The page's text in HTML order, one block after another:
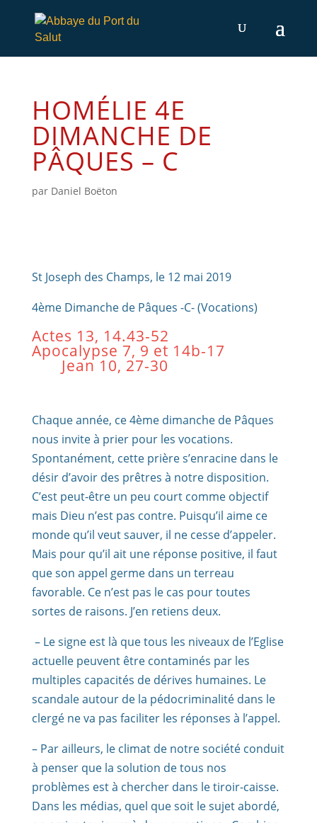
HOMÉLIE 4E
DIMANCHE DE
PÂQUES – C
par Daniel Boëton
St Joseph des Champs, le 12 mai 2019
4ème Dimanche de Pâques -C- (Vocations)
Actes 13, 14.43-52
Apocalypse 7, 9 et 14b-17
Jean 10, 27-30
Chaque année, ce 4ème dimanche de Pâques
nous invite à prier pour les vocations.
Spontanément, cette prière s’enracine dans le
désir d’avoir des prêtres à notre disposition.
C’est peut-être un peu court comme objectif
mais Dieu n’est pas contre. Puisqu’il aime ce
monde qu’il veut sauver, il ne cesse d’appeler.
Mais pour qu’il ait une réponse positive, il faut
que son appel germe dans un terreau
favorable. Ce n’est pas le cas pour toutes
sortes de raisons. J’en retiens deux.
– Le signe est là que tous les niveaux de l’Eglise
actuelle peuvent être contaminés par les
multiples capacités de dérives humaines. Le
scandale autour de la pédocriminalité dans le
clergé ne va pas faciliter les réponses à l’appel.
– Par ailleurs, le climat de notre société conduit
à penser que la solution de tous nos
problèmes est à chercher dans le tiroir-caisse.
Dans les médias, quel que soit le sujet abordé,